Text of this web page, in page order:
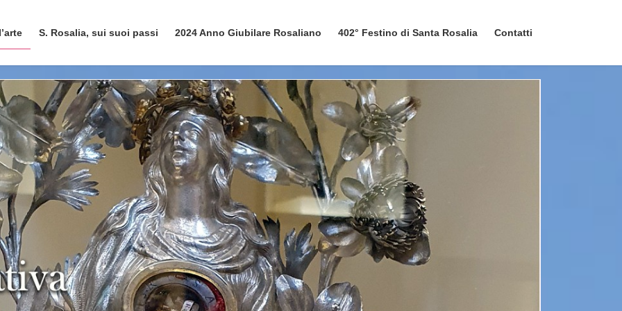
S. Rosalia, sui suoi passi 2024 Anno Giubilare Rosaliano 402° Festino di Santa Rosalia Contatti